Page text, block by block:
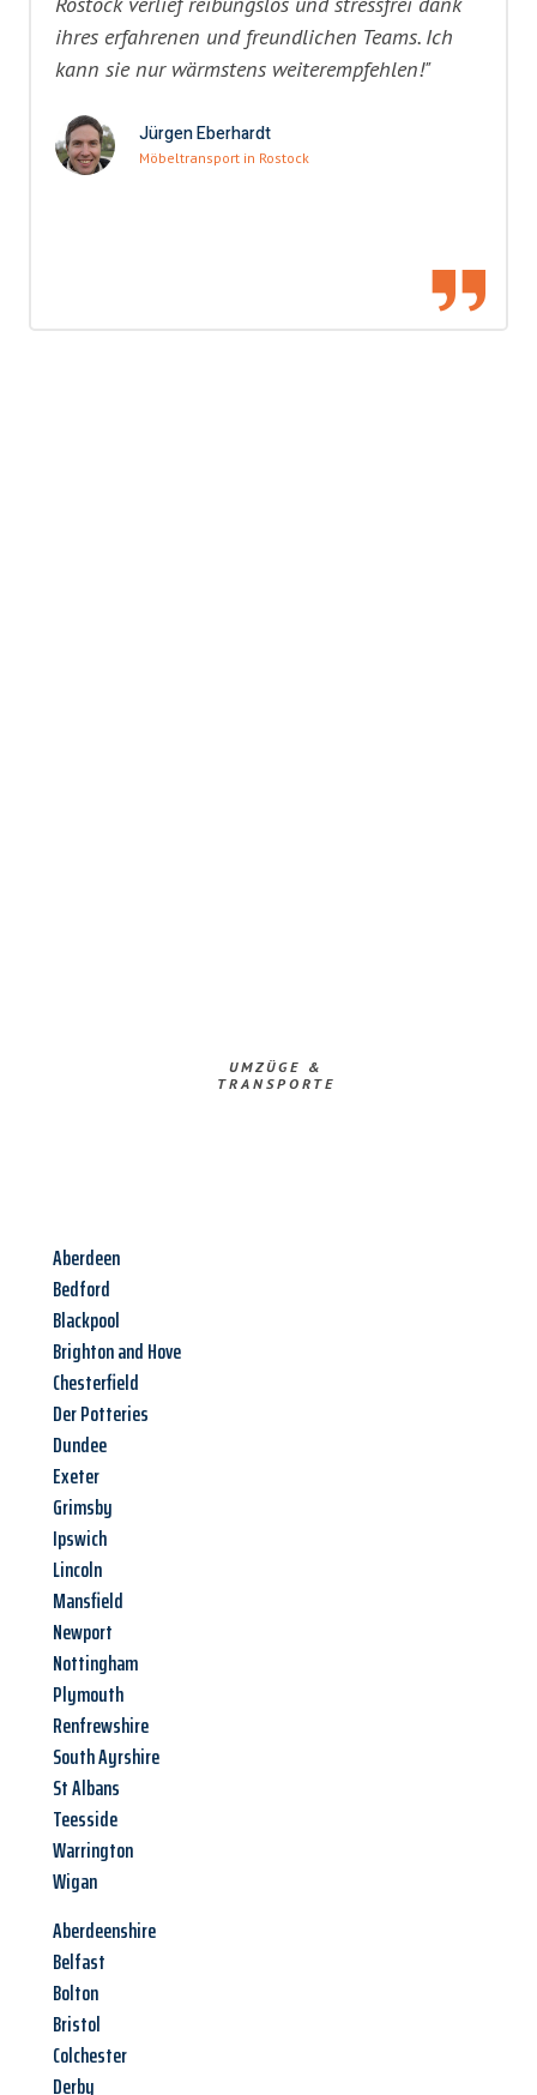
ihres erfahrenen und freundlichen Teams. Ich
kann sie nur wärmstens weiterempfehlen!"
Jürgen Eberhardt
Möbeltransport in Rostock
UMZÜGE &
TRANSPORTE
Aberdeen
Bedford
Blackpool
Brighton and Hove
Chesterfield
Der Potteries
Dundee
Exeter
Grimsby
Ipswich
Lincoln
Mansfield
Newport
Nottingham
Plymouth
Renfrewshire
South Ayrshire
St Albans
Teesside
Warrington
Wigan
Aberdeenshire
Belfast
Bolton
Bristol
Colchester
Derby